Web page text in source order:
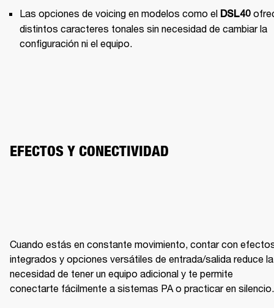
Las opciones de voicing en modelos como el DSL40
distintos caracteres tonales sin necesidad de cambiar la
configuración ni el equipo.
EFECTOS Y CONECTIVIDAD
Cuando estás en constante movimiento, contar con
integrados y opciones versátiles de entrada/salida reduce la
necesidad de tener un equipo adicional y te permite
conectarte fácilmente a sistemas PA o practicar en silencio.